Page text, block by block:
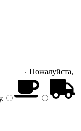
Пожалуйста,
.